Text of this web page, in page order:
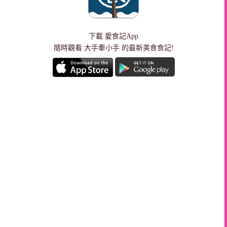
下載 愛食記App
隨時觀看 大手牽小手 的最新美食食記!